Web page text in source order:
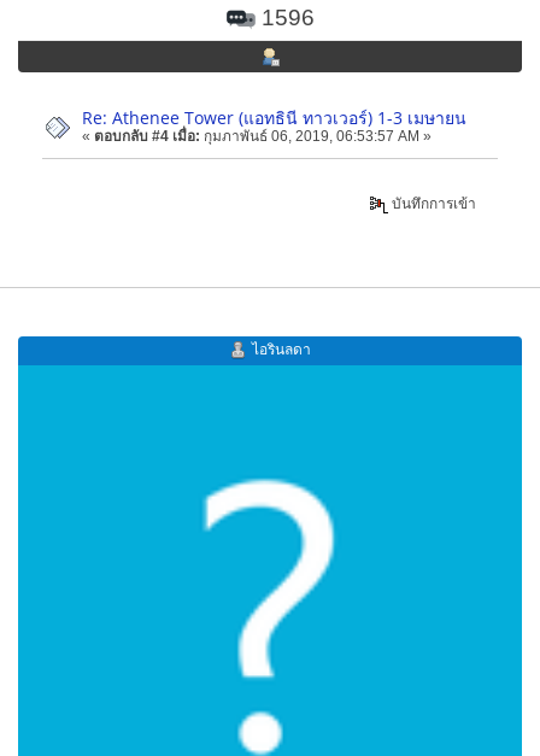
1596
Re: Athenee Tower (แอทธินี ทาวเวอร์) 1-3 เมษายน
« ตอบกลับ #4 เมื่อ: กุมภาพันธ์ 06, 2019, 06:53:57 AM »
บันทึกการเข้า
ไอรินลดา